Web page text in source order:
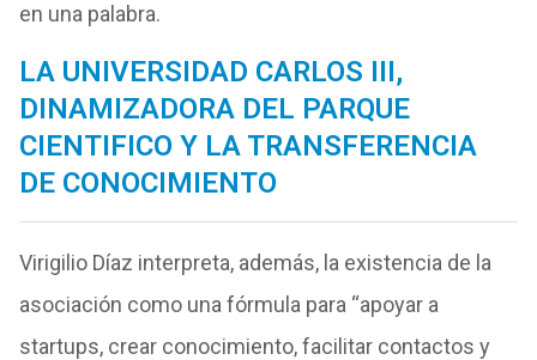
en una palabra.
LA UNIVERSIDAD CARLOS III,
DINAMIZADORA DEL PARQUE
CIENTIFICO Y LA TRANSFERENCIA
DE CONOCIMIENTO
Virigilio Díaz interpreta, además, la existencia de la
asociación como una fórmula para “apoyar a
startups, crear conocimiento, facilitar contactos y